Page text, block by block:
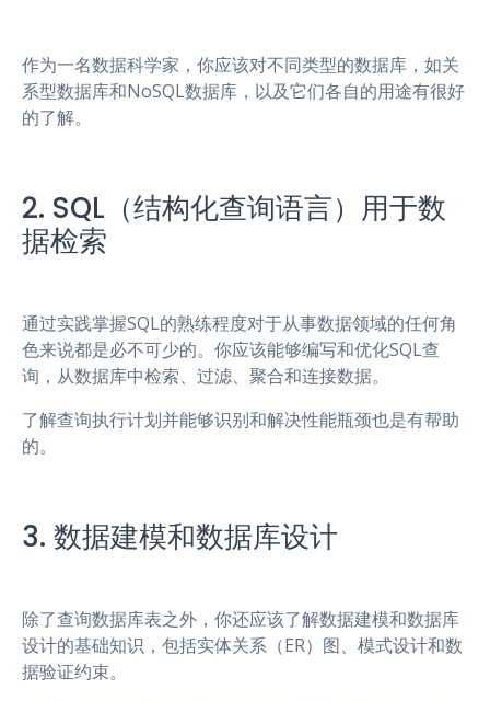
作为一名数据科学家，你应该对不同类型的数据库，如关
系型数据库和NoSQL数据库，以及它们各自的用途有很好
的了解。
2. SQL（结构化查询语言）用于数
据检索
通过实践掌握SQL的熟练程度对于从事数据领域的任何角
色来说都是必不可少的。你应该能够编写和优化SQL查
询，从数据库中检索、过滤、聚合和连接数据。
了解查询执行计划并能够识别和解决性能瓶颈也是有帮助
的。
3. 数据建模和数据库设计
除了查询数据库表之外，你还应该了解数据建模和数据库
设计的基础知识，包括实体关系（ER）图、模式设计和数
据验证约束。